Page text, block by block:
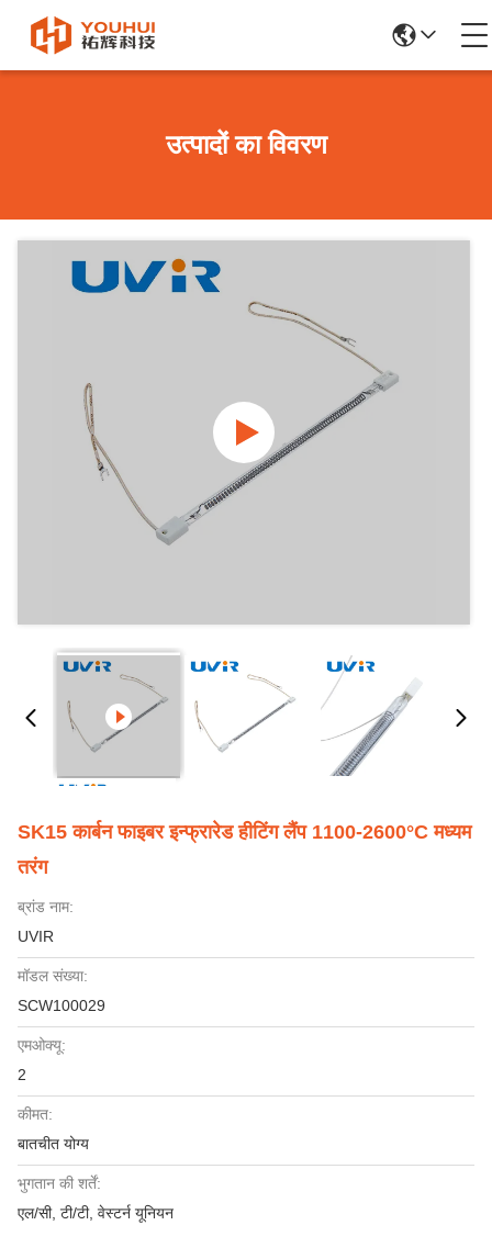
उत्पादों का विवरण
SK15 कार्बन फाइबर इन्फ्रारेड हीटिंग लैंप 1100-2600°C मध्यम
तरंग
ब्रांड नाम:
UVIR
मॉडल संख्या:
SCW100029
एमओक्यू:
2
कीमत:
बातचीत योग्य
भुगतान की शर्तें:
एल/सी, टी/टी, वेस्टर्न यूनियन